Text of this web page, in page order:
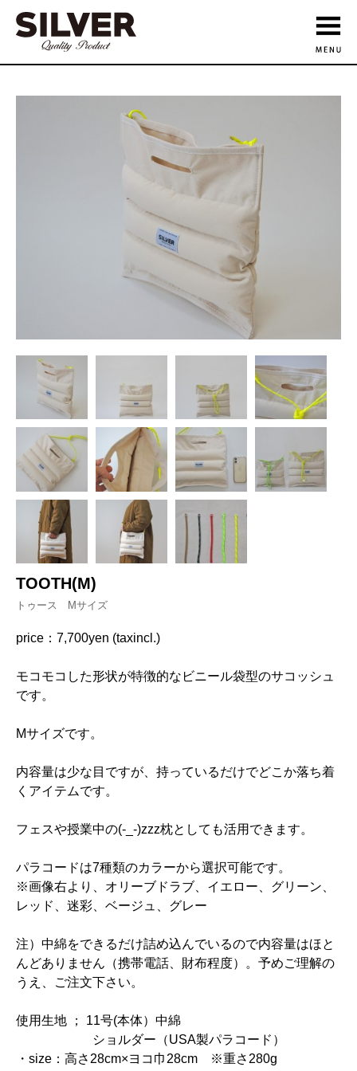
TOOTH(M)
トゥース Mサイズ
price：7,700yen (taxincl.)
モコモコした形状が特徴的なビニール袋型のサコッシュ
です。
Mサイズです。
内容量は少な目ですが、持っているだけでどこか落ち着
くアイテムです。
フェスや授業中の(-_-)zzz枕としても活用できます。
パラコードは7種類のカラーから選択可能です。
※画像右より、オリーブドラブ、イエロー、グリーン、
レッド、迷彩、ベージュ、グレー
注）中綿をできるだけ詰め込んでいるので内容量はほと
んどありません（携帯電話、財布程度）。予めご理解の
うえ、ご注文下さい。
使用生地 ； 11号(本体）中綿
ショルダー（USA製パラコード）
・size：高さ28cm×ヨコ巾28cm ※重さ280g